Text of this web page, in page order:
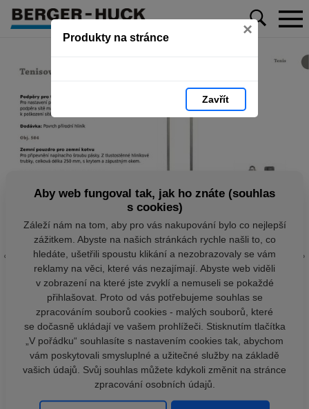
Produkty na stránce ×
Zavřít
Aby web fungoval tak, jak ho znáte (souhlas
s cookies)
Záleží nám na tom, aby pro vás nakupování bylo co nejlepší
zážitkem. Abyste na našich stránkách rychle našli to, co
hledáte, ušetřili spoustu klikání a nezobrazovaly se vám
reklamy na věci, které vás nezajímají. Abyste web viděli
v zobrazení na které jste zvyklí a nemuseli se pokaždé
přihlašovat. Proto od vás potřebujeme souhlas se
zpracováním souborů cookies - malých souborů, které
se dočasně ukládají ve vašem prohlížeči. Stisknutím tlačítka
„V pořádku“ souhlasíte s nastavením cookies tak, abychom
vám poskytovali smysluplné a užitečné služby na základě
vašich údajů. Svůj souhlas můžete kdykoli změnit na stránce
zpracování osobních údajů.